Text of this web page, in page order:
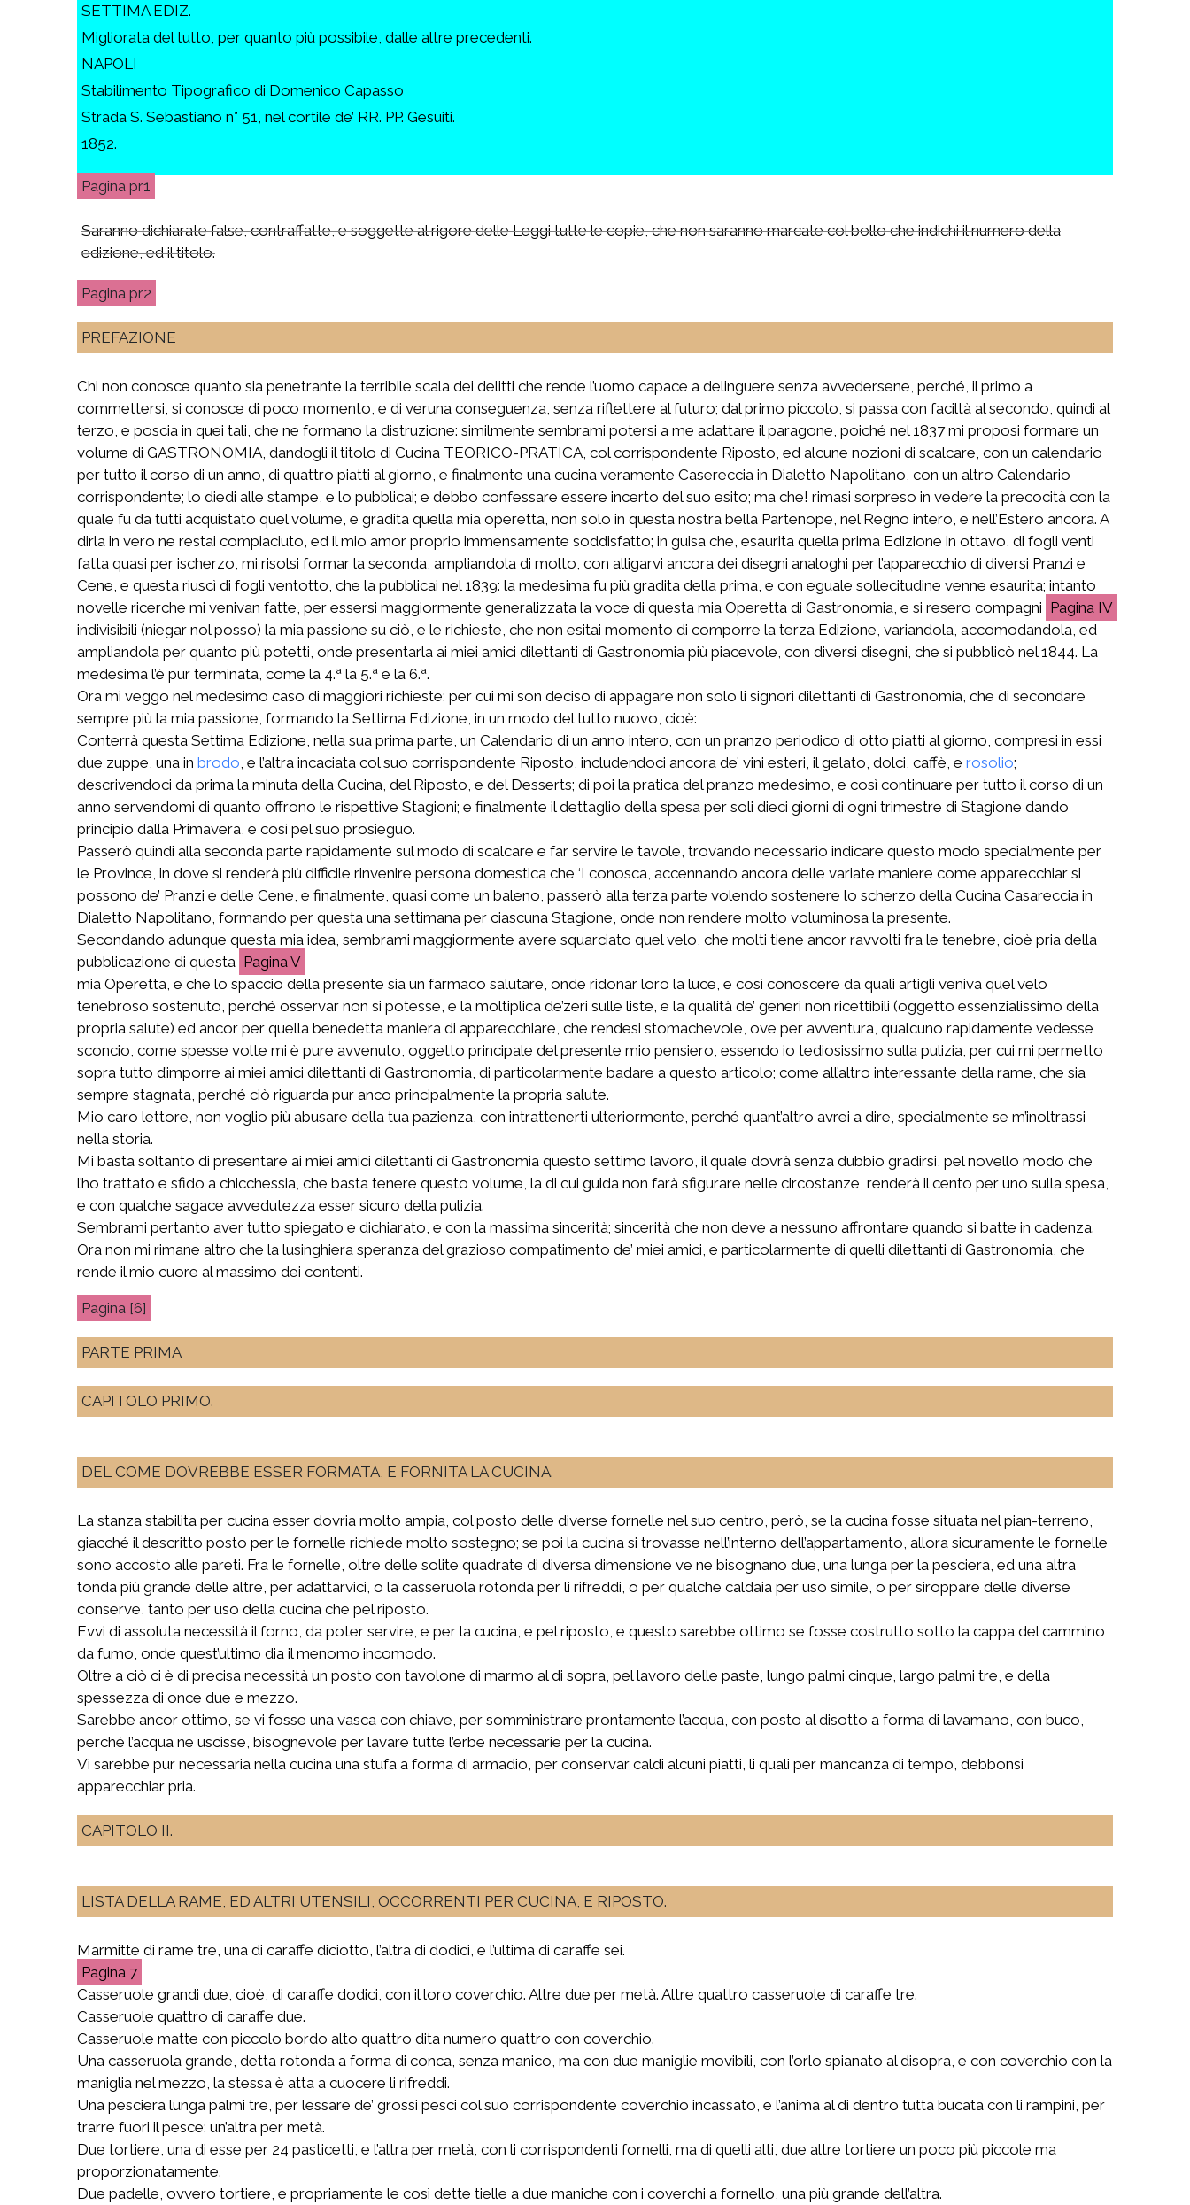
SETTIMA EDIZ.
Migliorata del tutto, per quanto più possibile, dalle altre precedenti.
NAPOLI
Stabilimento Tipografico di Domenico Capasso
Strada S. Sebastiano n° 51, nel cortile de’ RR. PP. Gesuiti.
1852.
pr1
Saranno dichiarate false, contraffatte, e soggette al rigore delle Leggi tutte le copie, che non saranno marcate col bollo che indichi il numero della
edizione, ed il titolo.
pr2
PREFAZIONE
Chi non conosce quanto sia penetrante la terribile scala dei delitti che rende l’uomo capace a delinguere senza avvedersene, perché, il primo a
commettersi, si conosce di poco momento, e di veruna conseguenza, senza riflettere al futuro; dal primo piccolo, si passa con faciltà al secondo, quindi al
terzo, e poscia in quei tali, che ne formano la distruzione: similmente sembrami potersi a me adattare il paragone, poiché nel 1837 mi proposi formare un
volume di GASTRONOMIA, dandogli il titolo di Cucina TEORICO-PRATICA, col corrispondente Riposto, ed alcune nozioni di scalcare, con un calendario
per tutto il corso di un anno, di quattro piatti al giorno, e finalmente una cucina veramente Casereccia in Dialetto Napolitano, con un altro Calendario
corrispondente; lo diedi alle stampe, e lo pubblicai; e debbo confessare essere incerto del suo esito; ma che! rimasi sorpreso in vedere la precocità con la
quale fu da tutti acquistato quel volume, e gradita quella mia operetta, non solo in questa nostra bella Partenope, nel Regno intero, e nell’Estero ancora. A
dirla in vero ne restai compiaciuto, ed il mio amor proprio immensamente soddisfatto; in guisa che, esaurita quella prima Edizione in ottavo, di fogli venti
fatta quasi per ischerzo, mi risolsi formar la seconda, ampliandola di molto, con alligarvi ancora dei disegni analoghi per l’apparecchio di diversi Pranzi e
Cene, e questa riuscì di fogli ventotto, che la pubblicai nel 1839: la medesima fu più gradita della prima, e con eguale sollecitudine venne esaurita; intanto
novelle ricerche mi venivan fatte, per essersi maggiormente generalizzata la voce di questa mia Operetta di Gastronomia, e si resero compagni
IV
indivisibili (niegar nol posso) la mia passione su ciò, e le richieste, che non esitai momento di comporre la terza Edizione, variandola, accomodandola, ed
ampliandola per quanto più potetti, onde presentarla ai miei amici dilettanti di Gastronomia più piacevole, con diversi disegni, che si pubblicò nel 1844. La
medesima l’è pur terminata, come la 4.ª la 5.ª e la 6.ª.
Ora mi veggo nel medesimo caso di maggiori richieste; per cui mi son deciso di appagare non solo li signori dilettanti di Gastronomia, che di secondare
sempre più la mia passione, formando la Settima Edizione, in un modo del tutto nuovo, cioè:
Conterrà questa Settima Edizione, nella sua prima parte, un Calendario di un anno intero, con un pranzo periodico di otto piatti al giorno, compresi in essi
due zuppe, una in brodo , e l’altra incaciata col suo corrispondente Riposto, includendoci ancora de’ vini esteri, il gelato, dolci, caffè, e rosolio;
descrivendoci da prima la minuta della Cucina, del Riposto, e del Desserts; di poi la pratica del pranzo medesimo, e così continuare per tutto il corso di un
anno servendomi di quanto offrono le rispettive Stagioni; e finalmente il dettaglio della spesa per soli dieci giorni di ogni trimestre di Stagione dando
principio dalla Primavera, e così pel suo prosieguo.
Passerò quindi alla seconda parte rapidamente sul modo di scalcare e far servire le tavole, trovando necessario indicare questo modo specialmente per
le Province, in dove si renderà più difficile rinvenire persona domestica che ‘I conosca, accennando ancora delle variate maniere come apparecchiar si
possono de’ Pranzi e delle Cene, e finalmente, quasi come un baleno, passerò alla terza parte volendo sostenere lo scherzo della Cucina Casareccia in
Dialetto Napolitano, formando per questa una settimana per ciascuna Stagione, onde non rendere molto voluminosa la presente.
Secondando adunque questa mia idea, sembrami maggiormente avere squarciato quel velo, che molti tiene ancor ravvolti fra le tenebre, cioè pria della
pubblicazione di questa
V
mia Operetta, e che lo spaccio della presente sia un farmaco salutare, onde ridonar loro la luce, e così conoscere da quali artigli veniva quel velo
tenebroso sostenuto, perché osservar non si potesse, e la moltiplica de’zeri sulle liste, e la qualità de’ generi non ricettibili (oggetto essenzialissimo della
propria salute) ed ancor per quella benedetta maniera di apparecchiare, che rendesi stomachevole, ove per avventura, qualcuno rapidamente vedesse
sconcio, come spesse volte mi è pure avvenuto, oggetto principale del presente mio pensiero, essendo io tediosissimo sulla pulizia, per cui mi permetto
sopra tutto d’imporre ai miei amici dilettanti di Gastronomia, di particolarmente badare a questo articolo; come all’altro interessante della rame, che sia
sempre stagnata, perché ciò riguarda pur anco principalmente la propria salute.
Mio caro lettore, non voglio più abusare della tua pazienza, con intrattenerti ulteriormente, perché quant’altro avrei a dire, specialmente se m’inoltrassi
nella storia.
Mi basta soltanto di presentare ai miei amici dilettanti di Gastronomia questo settimo lavoro, il quale dovrà senza dubbio gradirsi, pel novello modo che
l’ho trattato e sfido a chicchessia, che basta tenere questo volume, la di cui guida non farà sfigurare nelle circostanze, renderà il cento per uno sulla spesa,
e con qualche sagace avvedutezza esser sicuro della pulizia.
Sembrami pertanto aver tutto spiegato e dichiarato, e con la massima sincerità; sincerità che non deve a nessuno affrontare quando si batte in cadenza.
Ora non mi rimane altro che la lusinghiera speranza del grazioso compatimento de’ miei amici, e particolarmente di quelli dilettanti di Gastronomia, che
rende il mio cuore al massimo dei contenti.
[6]
PARTE PRIMA
CAPITOLO PRIMO.
DEL COME DOVREBBE ESSER FORMATA, E FORNITA LA CUCINA.
La stanza stabilita per cucina esser dovria molto ampia, col posto delle diverse fornelle nel suo centro, però, se la cucina fosse situata nel pian-terreno,
giacché il descritto posto per le fornelle richiede molto sostegno; se poi la cucina si trovasse nell’interno dell’appartamento, allora sicuramente le fornelle
sono accosto alle pareti. Fra le fornelle, oltre delle solite quadrate di diversa dimensione ve ne bisognano due, una lunga per la pesciera, ed una altra
tonda più grande delle altre, per adattarvici, o la casseruola rotonda per li rifreddi, o per qualche caldaia per uso simile, o per siroppare delle diverse
conserve, tanto per uso della cucina che pel riposto.
Evvi di assoluta necessità il forno, da poter servire, e per la cucina, e pel riposto, e questo sarebbe ottimo se fosse costrutto sotto la cappa del cammino
da fumo, onde quest’ultimo dia il menomo incomodo.
Oltre a ciò ci è di precisa necessità un posto con tavolone di marmo al di sopra, pel lavoro delle paste, lungo palmi cinque, largo palmi tre, e della
spessezza di once due e mezzo.
Sarebbe ancor ottimo, se vi fosse una vasca con chiave, per somministrare prontamente l’acqua, con posto al disotto a forma di lavamano, con buco,
perché l’acqua ne uscisse, bisognevole per lavare tutte l’erbe necessarie per la cucina.
Vi sarebbe pur necessaria nella cucina una stufa a forma di armadio, per conservar caldi alcuni piatti, li quali per mancanza di tempo, debbonsi
apparecchiar pria.
CAPITOLO II.
LISTA DELLA RAME, ED ALTRI UTENSILI, OCCORRENTI PER CUCINA, E RIPOSTO.
Marmitte di rame tre, una di caraffe diciotto, l’altra di dodici, e l’ultima di caraffe sei.
7
Casseruole grandi due, cioè, di caraffe dodici, con il loro coverchio. Altre due per metà. Altre quattro casseruole di caraffe tre.
Casseruole quattro di caraffe due.
Casseruole matte con piccolo bordo alto quattro dita numero quattro con coverchio.
Una casseruola grande, detta rotonda a forma di conca, senza manico, ma con due maniglie movibili, con l’orlo spianato al disopra, e con coverchio con la
maniglia nel mezzo, la stessa è atta a cuocere li rifreddi.
Una pesciera lunga palmi tre, per lessare de’ grossi pesci col suo corrispondente coverchio incassato, e l’anima al di dentro tutta bucata con li rampini, per
trarre fuori il pesce; un’altra per metà.
Due tortiere, una di esse per 24 pasticetti, e l’altra per metà, con li corrispondenti fornelli, ma di quelli alti, due altre tortiere un poco più piccole ma
proporzionatamente.
Due padelle, ovvero tortiere, e propriamente le così dette tielle a due maniche con i coverchi a fornello, una più grande dell’altra.